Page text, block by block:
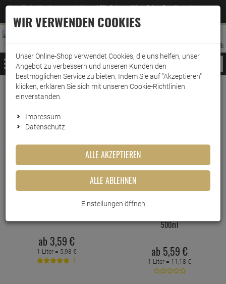
Jetzt für den Newsletter entscheiden und 5% Rabatt auf Ihre nächste Bestellung erhalten
–Zum Newsletter
ANMELDEN
AUFKLAPPEN
MERKZETTEL
WARENKORB:
MENÜ
www.wark24.de Listerine
Listerine Cool Mint Mild 600ml
ab 3,59 €
1 Liter = 5,98 €
1
500ml
ab 5,59 €
1 Liter = 11,18 €
WIR VERWENDEN COOKIES
Unser Online-Shop verwendet Cookies, die uns helfen, unser
Angebot zu verbessern und unseren Kunden den
bestmöglichen Service zu bieten. Indem Sie auf "Akzeptieren"
klicken, erklären Sie sich mit unseren Cookie-Richtlinien
einverstanden.
Impressum
Datenschutz
ALLE AKZEPTIEREN
ALLE ABLEHNEN
Einstellungen öffnen